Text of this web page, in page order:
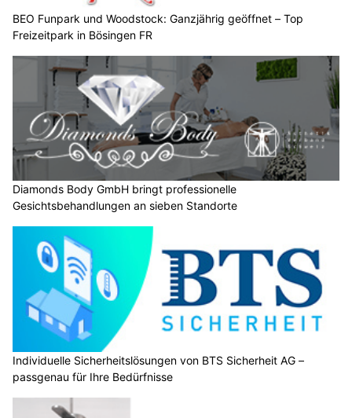
BEO Funpark und Woodstock: Ganzjährig geöffnet – Top
Freizeitpark in Bösingen FR
Diamonds Body GmbH bringt professionelle
Gesichtsbehandlungen an sieben Standorte
Individuelle Sicherheitslösungen von BTS Sicherheit AG –
passgenau für Ihre Bedürfnisse